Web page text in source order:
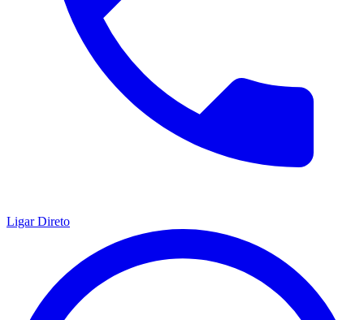
Ligar Direto